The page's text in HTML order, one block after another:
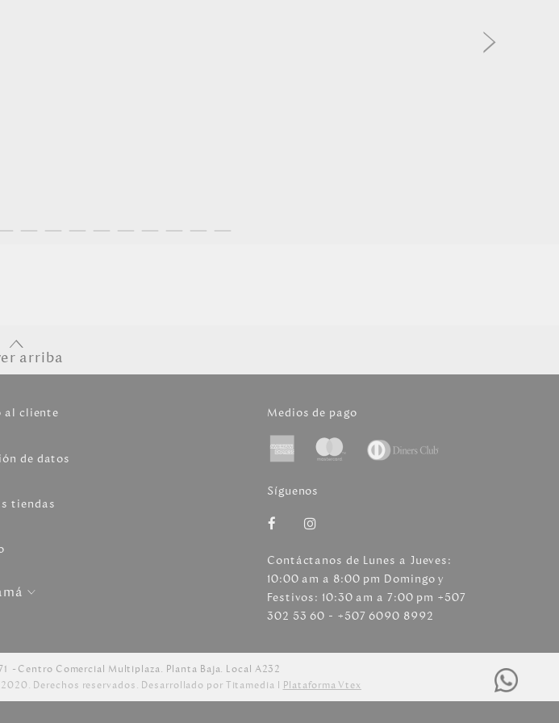
arriba
al cliente
de datos
tiendas
Medios de pago
Síguenos
Contáctanos de Lunes a Jueves:
10:00 am a 8:00 pm Domingo y
Festivos: 10:30 am a 7:00 pm +507
302 53 60 - +507 6090 8992
Centro Comercial Multiplaza. Planta Baja. Local A232
Derechos reservados. Desarrollado por Titamedia l Plataforma Vtex